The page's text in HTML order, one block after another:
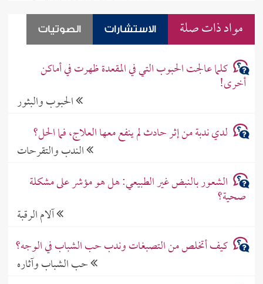
مواد ذات صلة الاستشارات الصوتيات
كلما عالجت الحبوب التي في المقعدة ظهرت في أماكن
أخرى!
الحبوب والبثور
لدي ندبة من إثر حادث لم ينفع معها العلاج، فما الحل؟
الندب والتقرحات
الشعور بالنبض غير الطبيعي: هل هو مؤشر على مشكلة
صحية؟
آلام الرقبة
كيف أتخلص من التصبغات وندب حب الشباب في الوجه؟
حب الشباب وآثاره